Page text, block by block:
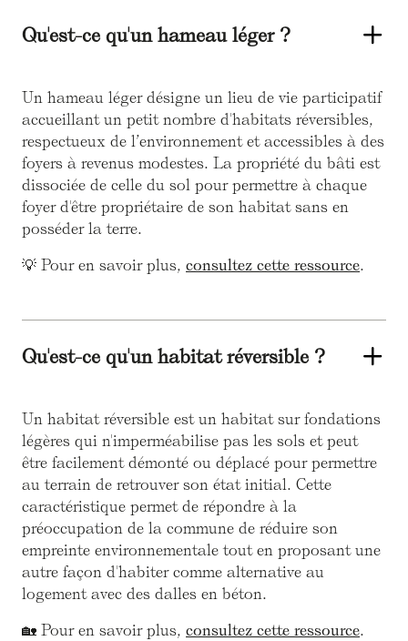
Qu'est-ce qu'un hameau léger ?
Un hameau léger désigne un lieu de vie participatif
accueillant un petit nombre d'habitats réversibles,
respectueux de l’environnement et accessibles à des
foyers à revenus modestes. La propriété du bâti est
dissociée de celle du sol pour permettre à chaque
foyer d'être propriétaire de son habitat sans en
posséder la terre.
💡 Pour en savoir plus, consultez cette ressource.
Qu'est-ce qu'un habitat réversible ?
Un habitat réversible est un habitat sur fondations
légères qui n'imperméabilise pas les sols et peut
être facilement démonté ou déplacé pour permettre
au terrain de retrouver son état initial. Cette
caractéristique permet de répondre à la
préoccupation de la commune de réduire son
empreinte environnementale tout en proposant une
autre façon d'habiter comme alternative au
logement avec des dalles en béton.
🏡 Pour en savoir plus, consultez cette ressource.